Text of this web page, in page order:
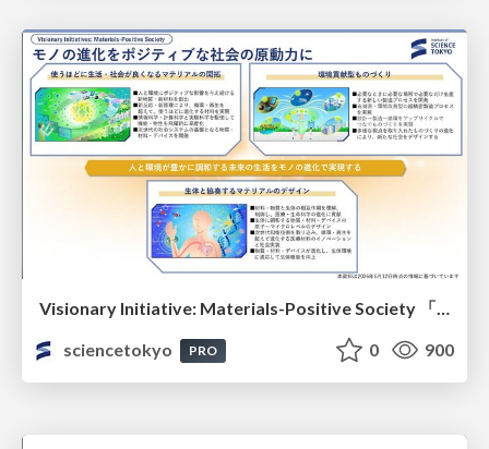
Visionary Initiative: Materials-Positive Society 「モノの進化をポジティブな社会の原動力に」｜Science Tokyo（東京科学大学）
sciencetokyo
PRO 0 900